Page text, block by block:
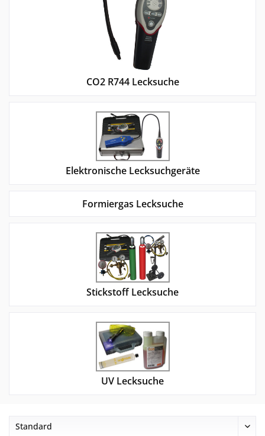
CO2 R744 Lecksuche
Elektronische Lecksuchgeräte
Formiergas Lecksuche
Stickstoff Lecksuche
UV Lecksuche